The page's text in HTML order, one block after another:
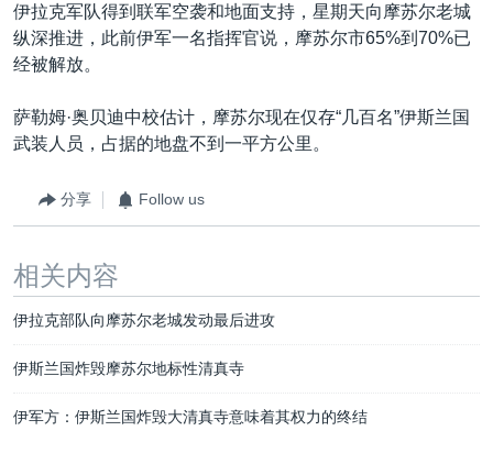
伊拉克军队得到联军空袭和地面支持，星期天向摩苏尔老城
纵深推进，此前伊军一名指挥官说，摩苏尔市65%到70%已
经被解放。
萨勒姆·奥贝迪中校估计，摩苏尔现在仅存“几百名”伊斯兰国
武装人员，占据的地盘不到一平方公里。
分享 Follow us
相关内容
伊拉克部队向摩苏尔老城发动最后进攻
伊斯兰国炸毁摩苏尔地标性清真寺
伊军方：伊斯兰国炸毁大清真寺意味着其权力的终结